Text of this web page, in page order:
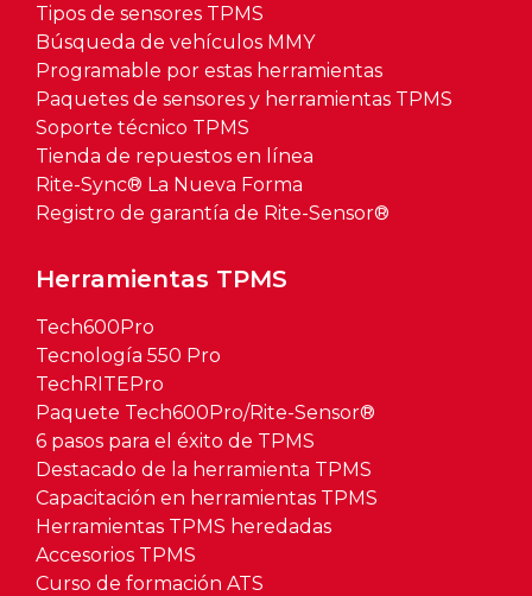
Tipos de sensores TPMS
Búsqueda de vehículos MMY
Programable por estas herramientas
Paquetes de sensores y herramientas TPMS
Soporte técnico TPMS
Tienda de repuestos en línea
Rite-Sync® La Nueva Forma
Registro de garantía de Rite-Sensor®
Herramientas TPMS
Tech600Pro
Tecnología 550 Pro
TechRITEPro
Paquete Tech600Pro/Rite-Sensor®
6 pasos para el éxito de TPMS
Destacado de la herramienta TPMS
Capacitación en herramientas TPMS
Herramientas TPMS heredadas
Accesorios TPMS
Curso de formación ATS